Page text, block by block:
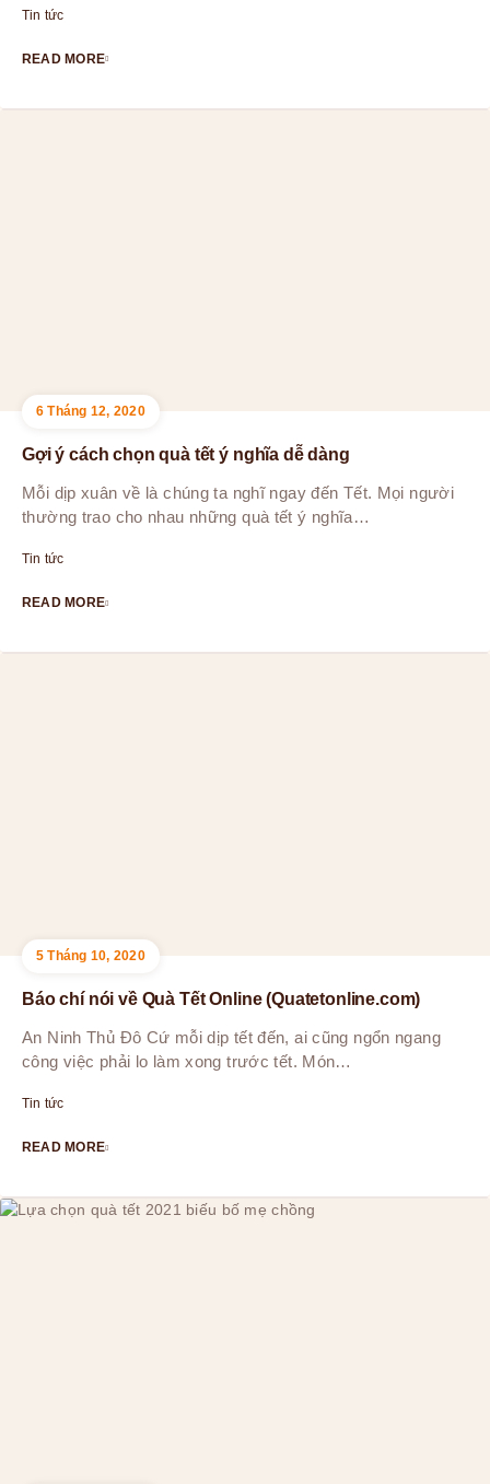
Tin tức
READ MORE
6 Tháng 12, 2020
Gợi ý cách chọn quà tết ý nghĩa dễ dàng
Mỗi dịp xuân về là chúng ta nghĩ ngay đến Tết. Mọi người
thường trao cho nhau những quà tết ý nghĩa…
Tin tức
READ MORE
5 Tháng 10, 2020
Báo chí nói về Quà Tết Online (Quatetonline.com)
An Ninh Thủ Đô Cứ mỗi dịp tết đến, ai cũng ngổn ngang
công việc phải lo làm xong trước tết. Món…
Tin tức
READ MORE